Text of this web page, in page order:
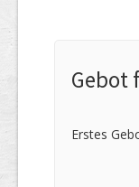
Gebot
Erstes